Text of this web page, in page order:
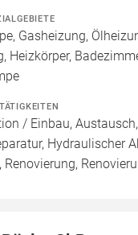
Gasheizung,
Heizkörper,
/ Einbau,
Hydraulischer